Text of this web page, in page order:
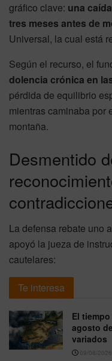
gráfico clave: una
tres meses antes de
Universal, la cual está
Según el recurso, el
dolencia crónica en
pérdida de equilibrio
mientras caminaba por
montaña.
Desmentido
La defensa rebate uno
apoyó la jueza de
cautelares:
Te interesa
El
agosto
variados
09/08/2026